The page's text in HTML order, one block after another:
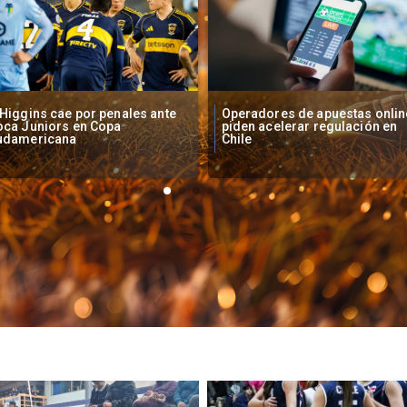
de apuestas online
acelerar regulación en
Fallece Lucy López Cruz,
primera medallista chilena en
Juegos Panamericanos